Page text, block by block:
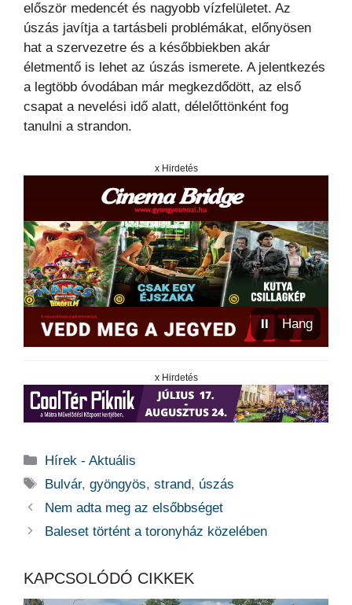
először medencét és nagyobb vízfelületet. Az
úszás javítja a tartásbeli problémákat, előnyösen
hat a szervezetre és a későbbiekben akár
életmentő is lehet az úszás ismerete. A jelentkezés
a legtöbb óvodában már megkezdődött, az első
csapat a nevelési idő alatt, délelőttönként fog
tanulni a strandon.
x Hirdetés
⏸ Hang
x Hirdetés
Kategória
Hírek - Aktuális
Címkék
Bulvár,gyöngyös,strand, úszás
Nem adta meg az elsőbbséget
Baleset történt a toronyház közelében
KAPCSOLÓDÓ CIKKEK